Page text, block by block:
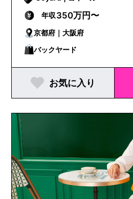
年収350万円〜
京都府｜大阪府
バックヤード
お気に入り